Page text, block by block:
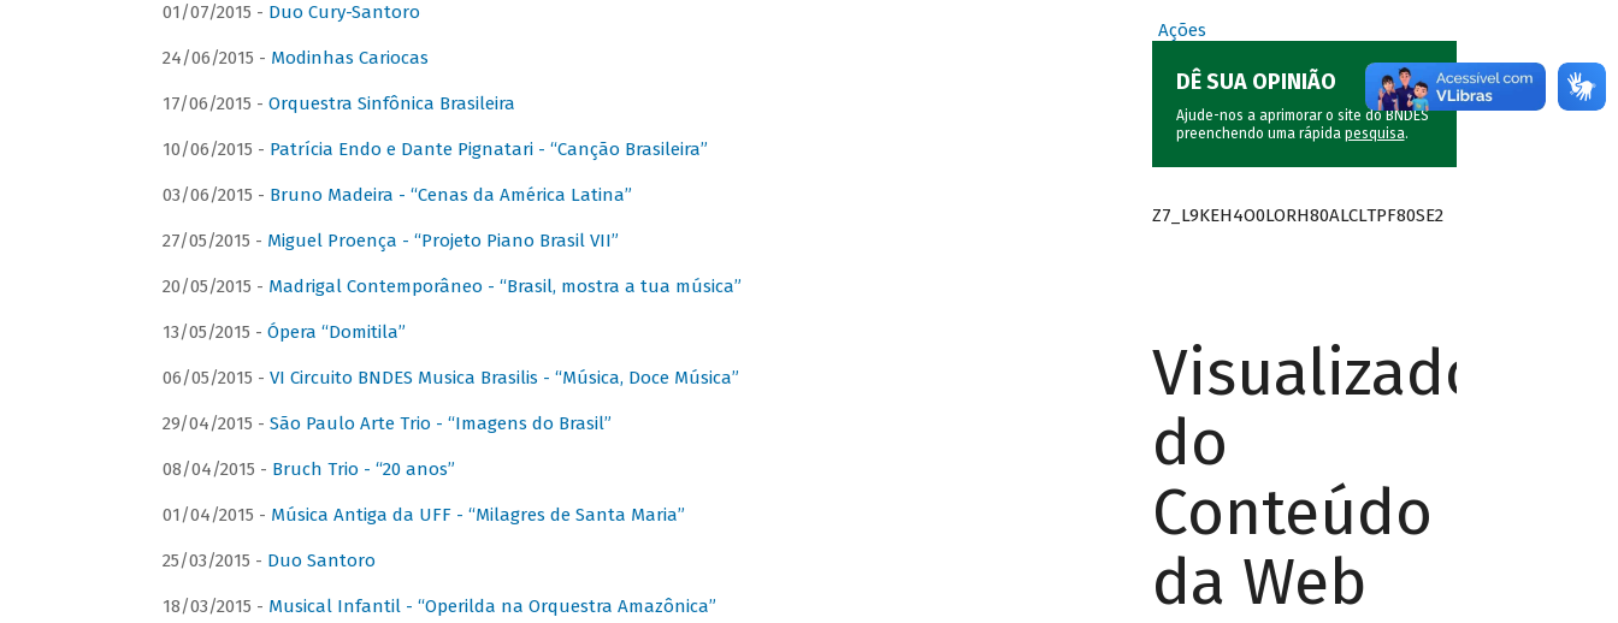
01/07/2015 - Duo Cury-Santoro
24/06/2015 - Modinhas Cariocas
17/06/2015 - Orquestra Sinfônica Brasileira
10/06/2015 - Patrícia Endo e Dante Pignatari - “Canção Brasileira”
03/06/2015 - Bruno Madeira - “Cenas da América Latina”
27/05/2015 - Miguel Proença - “Projeto Piano Brasil VII”
20/05/2015 - Madrigal Contemporâneo - “Brasil, mostra a tua música”
13/05/2015 - Ópera “Domitila”
06/05/2015 - VI Circuito BNDES Musica Brasilis - “Música, Doce Música”
29/04/2015 - São Paulo Arte Trio - “Imagens do Brasil”
08/04/2015 - Bruch Trio - “20 anos”
01/04/2015 - Música Antiga da UFF - “Milagres de Santa Maria”
25/03/2015 - Duo Santoro
18/03/2015 - Musical Infantil - “Operilda na Orquestra Amazônica”
Ações
DÊ SUA OPINIÃO
Ajude-nos a aprimorar o site do BNDES
preenchendo uma rápida pesquisa.
Z7_L9KEH4O0LORH80ALCLTPF80SE2
Visualizador
do
Conteúdo
da Web